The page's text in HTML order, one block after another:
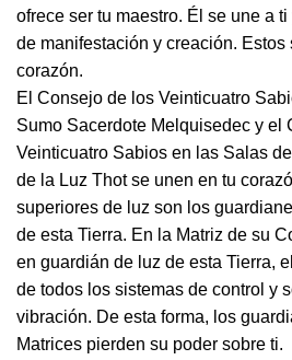
ofrece ser tu maestro. Él se une a
de manifestación y creación. Estos
corazón.
El Consejo de los Veinticuatro
Sumo Sacerdote Melquisedec y el
Veinticuatro Sabios en las Salas
de la Luz Thot se unen en tu
superiores de luz son los
de esta Tierra. En la Matriz de su
en guardián de luz de esta Tierra,
de todos los sistemas de control y
vibración. De esta forma, los
Matrices pierden su poder sobre ti.